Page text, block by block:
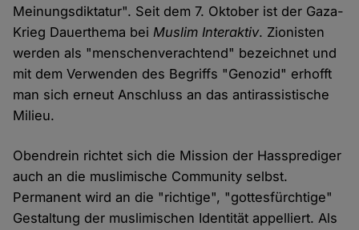
Meinungsdiktatur". Seit dem 7. Oktober ist der Gaza-
Krieg Dauerthema beiMuslim Interaktiv. Zionisten
werden als "menschenverachtend" bezeichnet und
mit dem Verwenden des Begriffs "Genozid" erhofft
man sich erneut Anschluss an das antirassistische
Milieu.
Obendrein richtet sich die Mission der Hassprediger
auch an die muslimische Community selbst.
Permanent wird an die "richtige", "gottesfürchtige"
Gestaltung der muslimischen Identität appelliert. Als